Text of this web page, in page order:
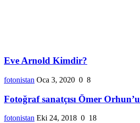
Eve Arnold Kimdir?
fotonistan Oca 3, 2020 0 8
Fotoğraf sanatçısı Ömer
fotonistan Eki 24, 2018 0 18